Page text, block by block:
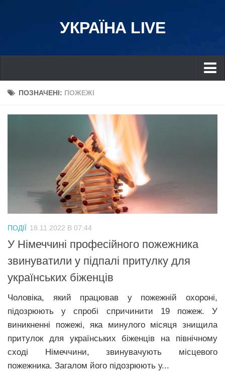
УКРАЇНА LIVE
Україна
Івано-Франківськ
Донбас
Одеса
Схід
Прикарпаття
Економіка
Політика
Світ
Цікаво
Технології
Історії
ПОЗНАЧЕНІ: ПОЖЕЖІ
ПОДІЇ 18.11.2022 В 07:44
У Німеччині професійного пожежника
звинуватили у підпалі притулку для
українських біженців
Чоловіка, який працював у пожежній охороні,
підозрюють у спробі спричинити 19 пожеж. У
виникненні пожежі, яка минулого місяця знищила
притулок для українських біженців на північному
сході Німеччини, звинувачують місцевого
пожежника. Загалом його підозрюють у...